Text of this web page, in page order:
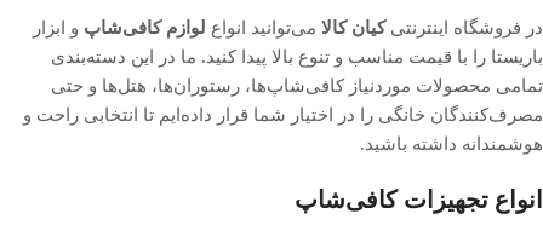
در فروشگاه اینترنتیکیان کالا می‌توانید انواع لوازم کافی‌شاپ و ابزار
باریستا را با قیمت مناسب و تنوع بالا پیدا کنید. ما در این دسته‌بندی
تمامی محصولات موردنیاز کافی‌شاپ‌ها، رستوران‌ها، هتل‌ها و حتی
مصرف‌کنندگان خانگی را در اختیار شما قرار داده‌ایم تا انتخابی راحت و
هوشمندانه داشته باشید.
انواع تجهیزات کافی‌شاپ